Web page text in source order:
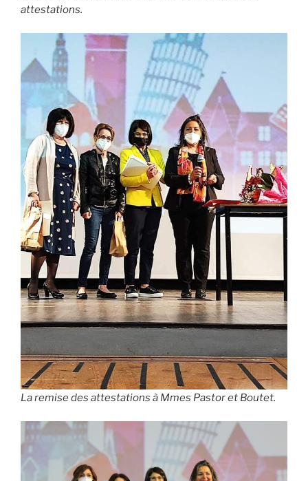
attestations.
La remise des attestations à Mmes Pastor et Boutet.